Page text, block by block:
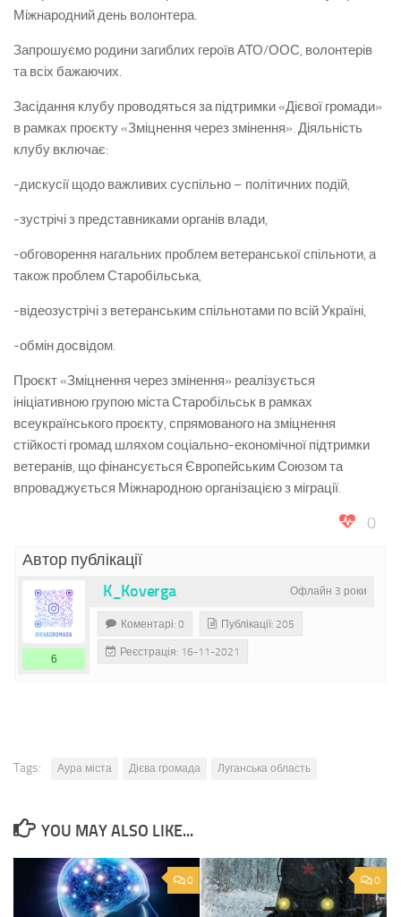
Міжнародний день волонтера.
Запрошуємо родини загиблих героїв АТО/ООС, волонтерів
та всіх бажаючих.
Засідання клубу проводяться за підтримки «Дієвої громади»
в рамках проєкту «Зміцнення через змінення». Діяльність
клубу включає:
-дискусії щодо важливих суспільно – політичних подій,
-зустрічі з представниками органів влади,
-обговорення нагальних проблем ветеранської спільноти, а
також проблем Старобільська,
-відеозустрічі з ветеранським спільнотами по всій Україні,
-обмін досвідом.
Проєкт «Зміцнення через змінення» реалізується
ініціативною групою міста Старобільськ в рамках
всеукраїнського проєкту, спрямованого на зміцнення
стійкості громад шляхом соціально-економічної підтримки
ветеранів, що фінансується Європейським Союзом та
впроваджується Міжнародною організацією з міграції.
0
Автор публікації
Офлайн 3 роки
K_Koverga
6
Коментарі: 0 Публікації: 205
Реєстрація: 16-11-2021
Tags: Аура міста Дієва громада Луганська область
YOU MAY ALSO LIKE...
0 0